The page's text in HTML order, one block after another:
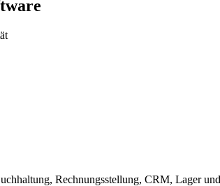
Rechnungsstellung, CRM, Lager